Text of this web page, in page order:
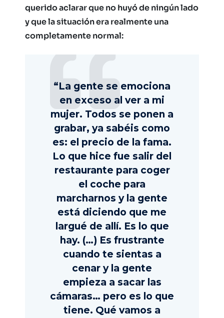
querido aclarar que no huyó de ningún lado
y que la situación era realmente una
completamente normal:
“La gente se emociona
en exceso al ver a mi
mujer. Todos se ponen a
grabar, ya sabéis como
es: el precio de la fama.
Lo que hice fue salir del
restaurante para coger
el coche para
marcharnos y la gente
está diciendo que me
largué de allí. Es lo que
hay. (…) Es frustrante
cuando te sientas a
cenar y la gente
empieza a sacar las
cámaras… pero es lo que
tiene. Qué vamos a